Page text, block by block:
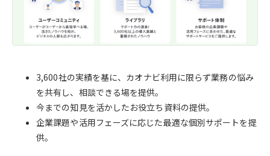
3,600社の実績を基に、カオナビ利用に限らず業務の悩み
を共有し、相談できる場を提供。
今までの知見を活かしたお役立ち資料の提供。
企業課題や活用フェーズに応じた最適な個別サポートを提
供。